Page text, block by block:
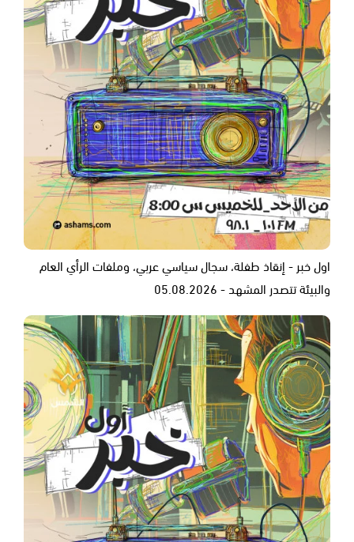
اول خبر - إنقاذ طفلة، سجال سياسي عربي، وملفات الرأي العام
والبيئة تتصدر المشهد - 05.08.2026